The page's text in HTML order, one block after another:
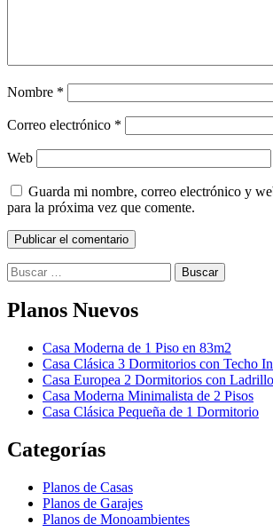
Nombre *
Correo electrónico *
Web
Guarda mi nombre, correo electrónico y
para la próxima vez que comente.
Buscar:
Planos Nuevos
Casa Moderna de 1 Piso en 83m2
Casa Clásica 3 Dormitorios con Techo
Casa Europea 2 Dormitorios con
Casa Moderna Minimalista de 2 Pisos
Casa Clásica Pequeña de 1 Dormitorio
Categorías
Planos de Casas
Planos de Garajes
Planos de Monoambientes